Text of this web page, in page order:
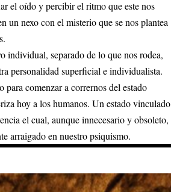
el oído y percibir el ritmo que este nos
un nexo con el misterio que se nos plantea
individual, separado de lo que nos rodea,
personalidad superficial e individualista.
para comenzar a corrernos del estado
hoy a los humanos. Un estado vinculado
el cual, aunque innecesario y obsoleto,
arraigado en nuestro psiquismo.